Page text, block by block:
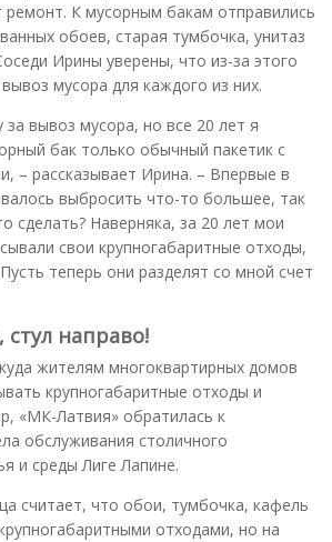
ремонт. К мусорным бакам отправились
обоев, старая тумбочка, унитаз
Ирины уверены, что из-за этого
мусора для каждого из них.
за вывоз мусора, но все 20 лет я
бак только обычный пакетик с
– рассказывает Ирина. – Впервые в
выбросить что-то большее, так
сделать? Наверняка, за 20 лет мои
свои крупногабаритные отходы,
теперь они разделят со мной счет
стул направо!
жителям многоквартирных домов
крупногабаритные отходы и
«МК-Латвия» обратилась к
обслуживания столичного
и среды Лиге Лапине.
считает, что обои, тумбочка, кафель
отходами, но на